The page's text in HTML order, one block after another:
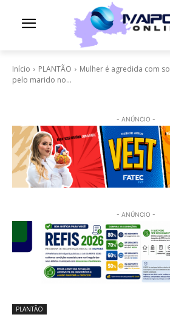
Início PLANTÃO
Mulher é agredida com
pelo marido no...
- ANÚNCIO -
- ANÚNCIO -
PLANTÃO